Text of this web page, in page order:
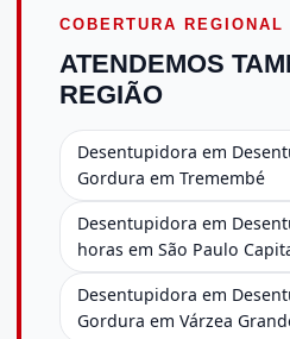
COBERTURA REGIONAL
ATENDEMOS
REGIÃO
Desentupidora em
Gordura em Tremembé
Desentupidora em
horas em São Paulo
Desentupidora em
Gordura em Várzea